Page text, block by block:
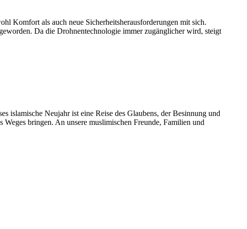
Komfort als auch neue Sicherheitsherausforderungen mit sich.
Da die Drohnentechnologie immer zugänglicher wird, steigt
islamische Neujahr ist eine Reise des Glaubens, der Besinnung und
bringen. An unsere muslimischen Freunde, Familien und